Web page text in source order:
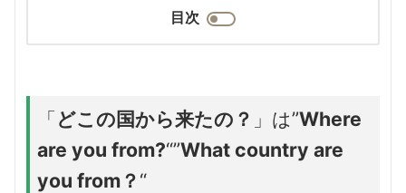
目次
「どこの国から来たの？ 」は”Where
are you from?“”What country are
you from？“